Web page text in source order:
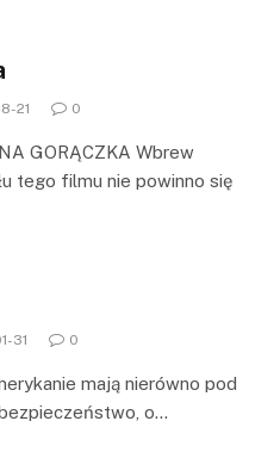
21 0
GORĄCZKA Wbrew
tego filmu nie powinno się
31 0
mają nierówno pod
o…